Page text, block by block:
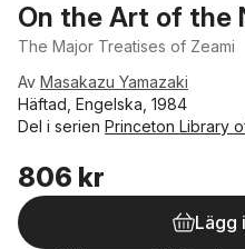
On the Art of the
The Major Treatises of Zeami
Av Masakazu Yamazaki
Häftad, Engelska, 1984
Del i serien Princeton Library
806 kr
Lägg